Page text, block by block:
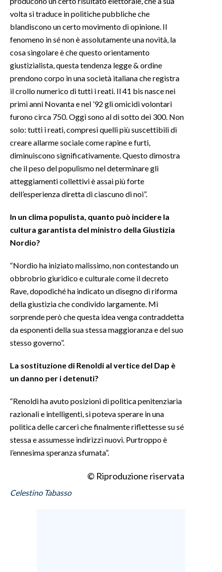
volta si traduce in politiche pubbliche che
blandiscono un certo movimento di opinione. Il
fenomeno in sé non è assolutamente una novità, la
cosa singolare è che questo orientamento
giustizialista, questa tendenza legge & ordine
prendono corpo in una società italiana che registra
il crollo numerico di tutti i reati. Il 41 bis nasce nei
primi anni Novanta e nel ’92 gli omicidi volontari
furono circa 750. Oggi sono al di sotto dei 300. Non
solo: tutti i reati, compresi quelli più suscettibili di
creare allarme sociale come rapine e furti,
diminuiscono significativamente. Questo dimostra
che il peso del populismo nel determinare gli
atteggiamenti collettivi è assai più forte
dell’esperienza diretta di ciascuno di noi”.
In un clima populista, quanto può incidere la
cultura garantista del ministro della Giustizia
Nordio?
“Nordio ha iniziato malissimo, non contestando un
obbrobrio giuridico e culturale come il decreto
Rave, dopodiché ha indicato un disegno di riforma
della giustizia che condivido largamente. Mi
sorprende però che questa idea venga contraddetta
da esponenti della sua stessa maggioranza e del suo
stesso governo”.
La sostituzione di Renoldi al vertice del Dap è
un danno per i detenuti?
“Renoldi ha avuto posizioni di politica penitenziaria
razionali e intelligenti, si poteva sperare in una
politica delle carceri che finalmente riflettesse su sé
stessa e assumesse indirizzi nuovi. Purtroppo è
l’ennesima speranza sfumata”.
© Riproduzione riservata
Celestino Tabasso